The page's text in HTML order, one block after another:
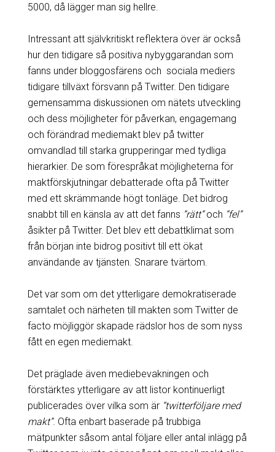
5000, då lägger man sig hellre.
Intressant att självkritiskt reflektera över är också
hur den tidigare så positiva nybyggarandan som
fanns under bloggosfärens och sociala mediers
tidigare tillväxt försvann på Twitter. Den tidigare
gemensamma diskussionen om nätets utveckling
och dess möjligheter för påverkan, engagemang
och förändrad mediemakt blev på twitter
omvandlad till starka grupperingar med tydliga
hierarkier. De som förespråkat möjligheterna för
maktförskjutningar debatterade ofta på Twitter
med ett skrämmande högt tonläge. Det bidrog
snabbt till en känsla av att det fanns ”rätt”och ”fel”
åsikter på Twitter. Det blev ett debattklimat som
från början inte bidrog positivt till ett ökat
användande av tjänsten. Snarare tvärtom.
Det var som om det ytterligare demokratiserade
samtalet och närheten till makten som Twitter de
facto möjliggör skapade rädslor hos de som nyss
fått en egen mediemakt.
Det präglade även mediebevakningen och
förstärktes ytterligare av att listor kontinuerligt
publicerades över vilka som är ”twitterföljare med
makt”. Ofta enbart baserade på trubbiga
mätpunkter såsom antal följare eller antal inlägg på